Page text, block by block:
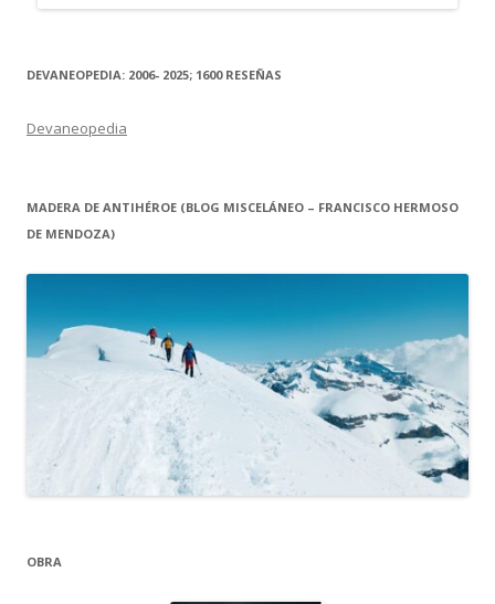
DEVANEOPEDIA: 2006- 2025; 1600 RESEÑAS
Devaneopedia
MADERA DE ANTIHÉROE (BLOG MISCELÁNEO – FRANCISCO HERMOSO
DE MENDOZA)
OBRA